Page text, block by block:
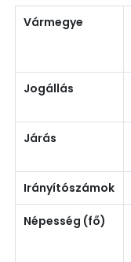
Vármegye
Jogállás
Járás
Irányítószámok
Népesség (fő)